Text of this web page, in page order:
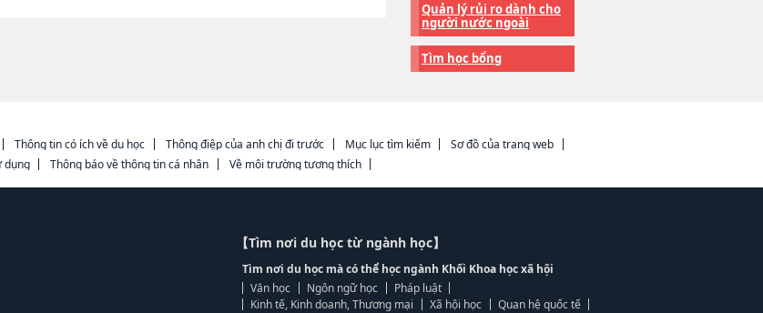
Quản lý rủi ro dành cho
người nước ngoài
Tìm học bổng
Thông tin có ích về du học Thông điệp của anh chị đi trước Mục lục tìm kiếm
Sơ đồ của trang web
dụng
Thông báo về thông tin cá nhân Về môi trường tương thích
【Tìm nơi du học từ ngành học】
Tìm nơi du học mà có thể học ngành Khối Khoa học xã hội
Văn học
Ngôn ngữ học
Pháp luật
Kinh tế, Kinh doanh, Thương mại
Xã hội học
Quan hệ quốc tế